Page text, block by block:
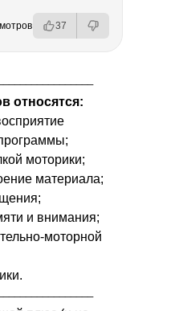
37
относятся:
моторики;
материала;
и внимания;
моторной